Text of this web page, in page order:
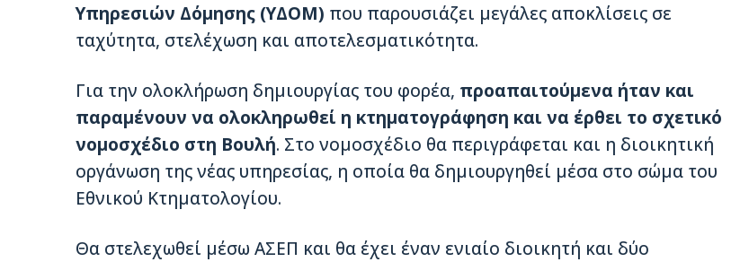
Υπηρεσιών Δόμησης (ΥΔΟΜ) που παρουσιάζει μεγάλες αποκλίσεις σε
ταχύτητα, στελέχωση και αποτελεσματικότητα.
Για την ολοκλήρωση δημιουργίας του φορέα, προαπαιτούμενα ήταν και
παραμένουν να ολοκληρωθεί η κτηματογράφηση και να έρθει το σχετικό
νομοσχέδιο στη Βουλή. Στο νομοσχέδιο θα περιγράφεται και η διοικητική
οργάνωση της νέας υπηρεσίας, η οποία θα δημιουργηθεί μέσα στο σώμα του
Εθνικού Κτηματολογίου.
Θα στελεχωθεί μέσω ΑΣΕΠ και θα έχει έναν ενιαίο διοικητή και δύο